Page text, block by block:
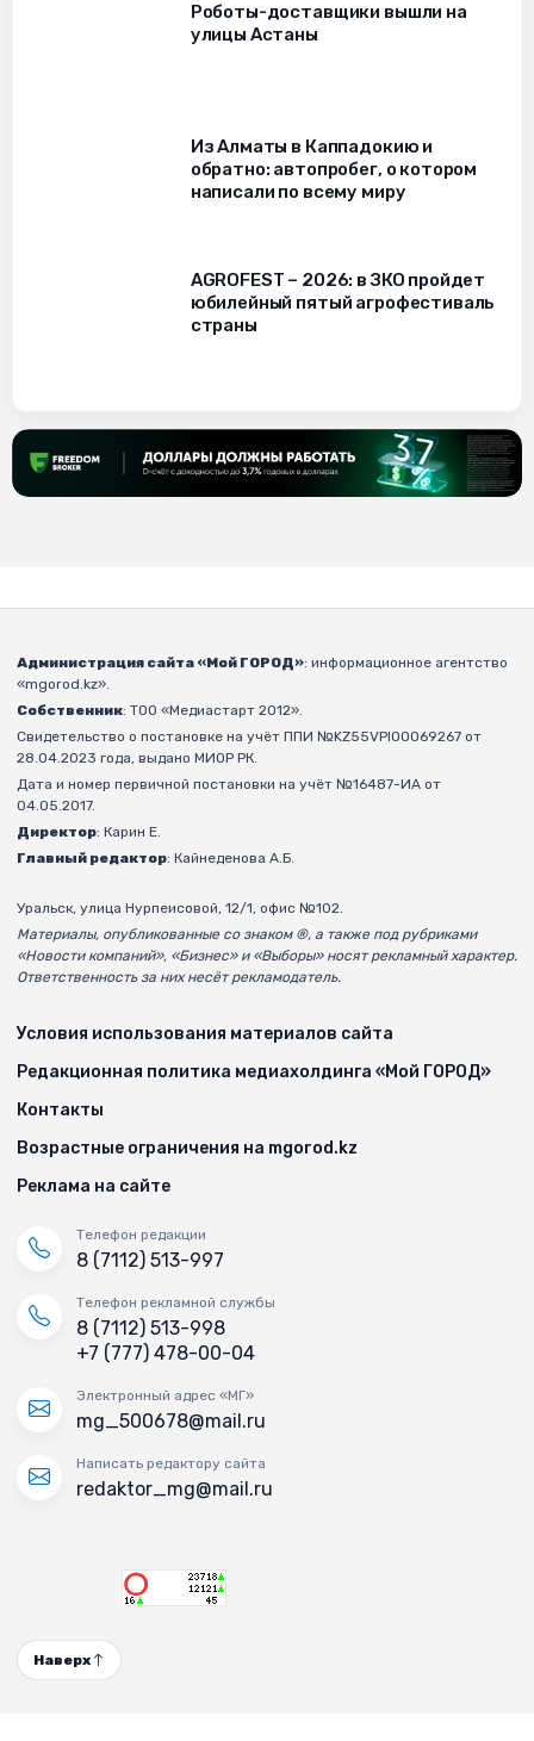
Роботы-доставщики вышли на
улицы Астаны
Из Алматы в Каппадокию и
обратно: автопробег, о котором
написали по всему миру
AGROFEST – 2026: в ЗКО пройдет
юбилейный пятый агрофестиваль
страны
Администрация сайта «Мой ГОРОД»: информационное агентство
«mgorod.kz».
Собственник: ТОО «Медиастарт 2012».
Свидетельство о постановке на учёт ППИ №KZ55VPI00069267 от
28.04.2023 года, выдано МИОР РК.
Дата и номер первичной постановки на учёт №16487-ИА от
04.05.2017.
Директор: Карин Е.
Главный редактор: Кайнеденова А.Б.
Уральск, улица Нурпеисовой, 12/1, офис №102.
Материалы, опубликованные со знаком ®, а также под рубриками
«Новости компаний», «Бизнес» и «Выборы» носят рекламный характер.
Ответственность за них несёт рекламодатель.
Условия использования материалов сайта
Редакционная политика медиахолдинга «Мой ГОРОД»
Контакты
Возрастные ограничения на mgorod.kz
Реклама на сайте
Телефон редакции
8 (7112) 513-997
Телефон рекламной службы
8 (7112) 513-998
+7 (777) 478-00-04
Электронный адрес «МГ»
mg_500678@mail.ru
Написать редактору сайта
redaktor_mg@mail.ru
Наверх